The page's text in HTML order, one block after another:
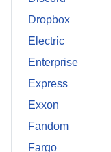
Dropbox
Electric
Enterprise
Express
Exxon
Fandom
Fargo